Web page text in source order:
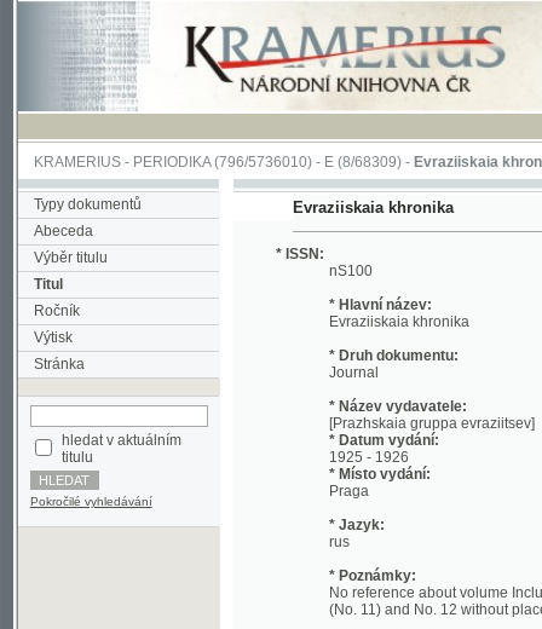
KRAMERIUS-PERIODIKA(796/5736010) -E(8/68309) -Evraziiskaia khronika(1/
Typy dokumentů
Abeceda
Výběr titulu
Titul
Ročník
Výtisk
Stránka
hledat v aktuálním
Pokročilé vyhledávání
Evraziiskaia khronika
* ISSN:
nS100
* Hlavní název:
* Druh dokumentu:
* Název vydavatele:
* Datum vydání:
1925 - 1926
* Místo vydání:
* Jazyk:
* Poznámky:
No reference about volume Included:
* Místo uložení:
Národní knihovna České republiky -
* Signatura: